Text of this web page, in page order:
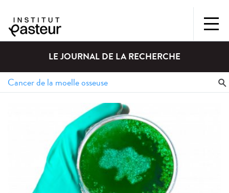
LE JOURNAL DE LA RECHERCHE